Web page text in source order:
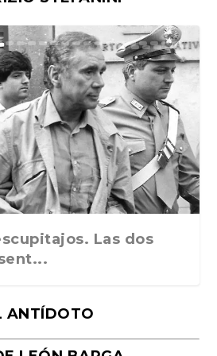
Alejan...
subl...
al circo...
Tour. ...
la hist...
Las dos
ANTÍDOTO